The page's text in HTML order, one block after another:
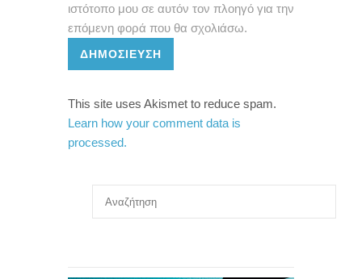
ιστότοπο μου σε αυτόν τον πλοηγό για την
επόμενη φορά που θα σχολιάσω.
ΔΗΜΟΣΊΕΥΣΗ
This site uses Akismet to reduce spam.
Learn how your comment data is
processed.